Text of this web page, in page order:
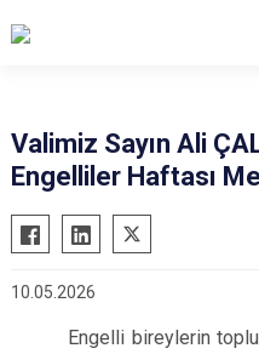
Valimiz Sayın Ali
Engelliler Haftası
10.05.2026
Engelli bireylerin